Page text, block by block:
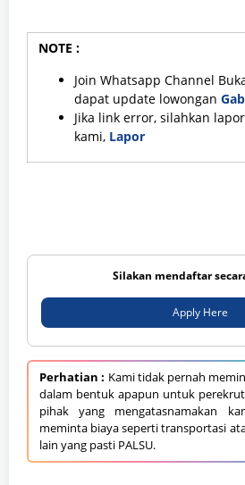
NOTE :
Join Whatsapp Channel
dapat update lowongan
Jika link error, silahkan
kami, Lapor
Silakan mendaftar
Apply Here
Perhatian : Kami tidak pernah
dalam bentuk apapun untuk
pihak yang mengatasnamakan
meminta biaya seperti transportasi
lain yang pasti PALSU.